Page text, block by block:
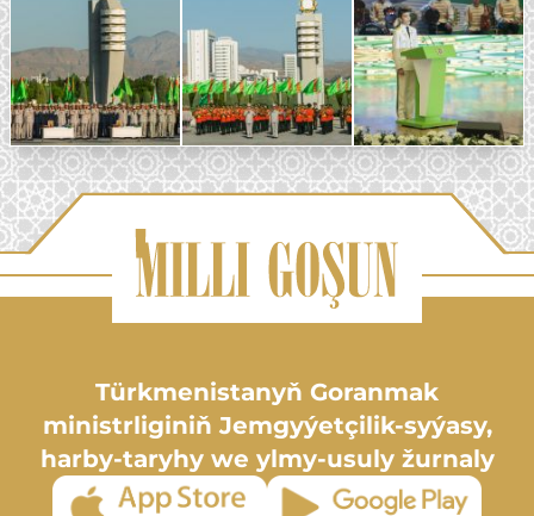
Türkmenistanyň Goranmak
ministrliginiň Jemgyýetçilik-syýasy,
harby-taryhy we ylmy-usuly žurnaly